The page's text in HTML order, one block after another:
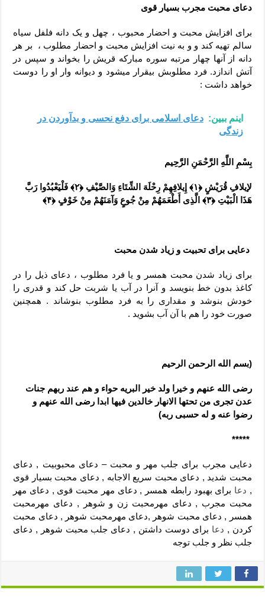
دعای محبت مجرب بسیار قوی
برای افزایش محبت و احضار محبوب ، چهل و یک دانه فلفل سیاه
سالم تهیه کند و و به نیت افزایش محبت و احضار مطلوب ، بر هر
دانه از آنها چهار مرتبه سوره مبارکه قریش را بخواند و سپس در
آتش اندازد. فرد مطلوبش بیقرار میشود و دیوانه وار او را دوست
خواهد داشت :
اینم ببین: دعای اسلامی برای دفع نحسی و بدآوردن در
زندگی
بِسْمِ اللَّهِ الرَّحْمَنِ الرَّحِیم
لإیلافِ قُرَیْشٍ ﴿١﴾ إِیلافِهِمْ رِحْلَهَ الشِّتَاءِ وَالصَّیْفِ ﴿٢﴾ فَلْیَعْبُدُوا رَبَّ
هَذَا الْبَیْتِ ﴿٣﴾ الَّذِی أَطْعَمَهُمْ مِنْ جُوعٍ وَآمَنَهُمْ مِنْ خَوْفٍ ﴿۴﴾
دعایی برای تحبیت و زیاد شدن محبت
برای زیاد شدن محبت همسر و یا فرد مطلوب ، دعای ذیل را در
کاغذ بدون خط بنویسد و آنرا در آب یا شربت حل کند و قدری را
خودش بنوشد و مقداری را به فرد مطلوب بنوشاند . همچنین
صورت خود را هم با آن آب بشوید .
(بسم الله الرحمن الرحیم
رضی الله عنهم و خیرا ولد خیر البریه حواء و هم عند ربهم جنات
عدن تجری من تحتها الانهار خالدین فیها ابدا رضی الله عنهم و
رضوا عنه و له حسبی ربه)
*****
دعایی مجرب برای جلب مهر و محبت – دعای محبوبیت , دعای
محبت شدید , دعای محبت سریع الاجابه , دعای محبت بسیار قوی
, دعا برای بهبود رابطه همسر , دعای مهر محبت قوی , دعای مهر
محبت مجرب , دعای مهرمحبت زن و شوهر , دعای مهرمحبت
همسر , دعای محبت شوهر ,دعای مهرمحبت شوهر , دعای محبت
کردن , دعا برای دوست داشتن , دعای جلب محبت شوهر , دعای
جلب نظر و جلب توجه